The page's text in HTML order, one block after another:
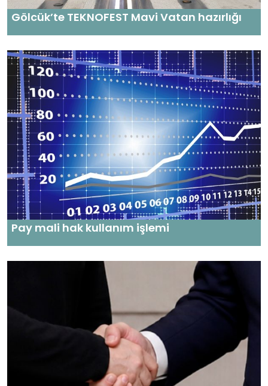
Gölcük’te TEKNOFEST Mavi Vatan hazırlığı
Pay mali hak kullanım işlemi